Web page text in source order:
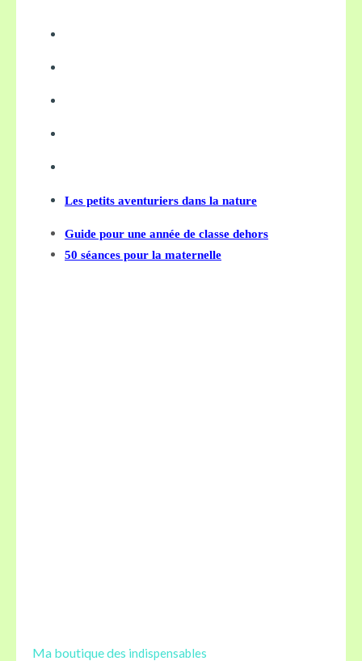
Les petits aventuriers dans la nature
Guide pour une année de classe dehors
50 séances pour la maternelle
Ma boutique des indispensables